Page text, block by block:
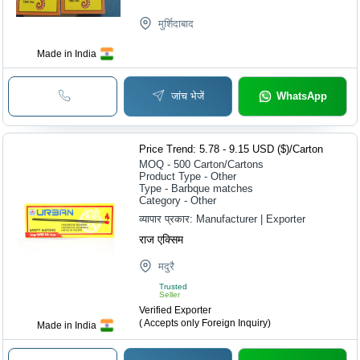
Made in India
मुर्शिदाबाद
जांच भेजें WhatsApp
Made in India
Price Trend: 5.78 - 9.15 USD ($)/Carton
MOQ - 500 Carton/Cartons
Product Type - Other
Type - Barbque matches
Category - Other
व्यापार प्रकार: Manufacturer | Exporter
राज एक्सिम
मदुरै
Trusted
Seller
Verified Exporter
( Accepts only Foreign Inquiry)